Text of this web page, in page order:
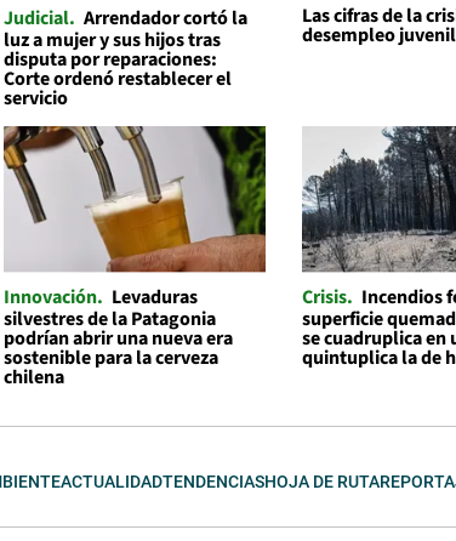
Judicial Arrendador cortó la
luz a mujer y sus hijos tras
disputa por reparaciones:
Corte ordenó restablecer el
servicio
Las cifras de la
desempleo juvenil
Innovación
Levaduras
silvestres de la Patagonia
podrían abrir una nueva era
sostenible para la cerveza
chilena
Crisis Incendios
superficie
se cuadruplica en
quintuplica la de
ACTUALIDADTENDENCIASHOJA DE RUTA